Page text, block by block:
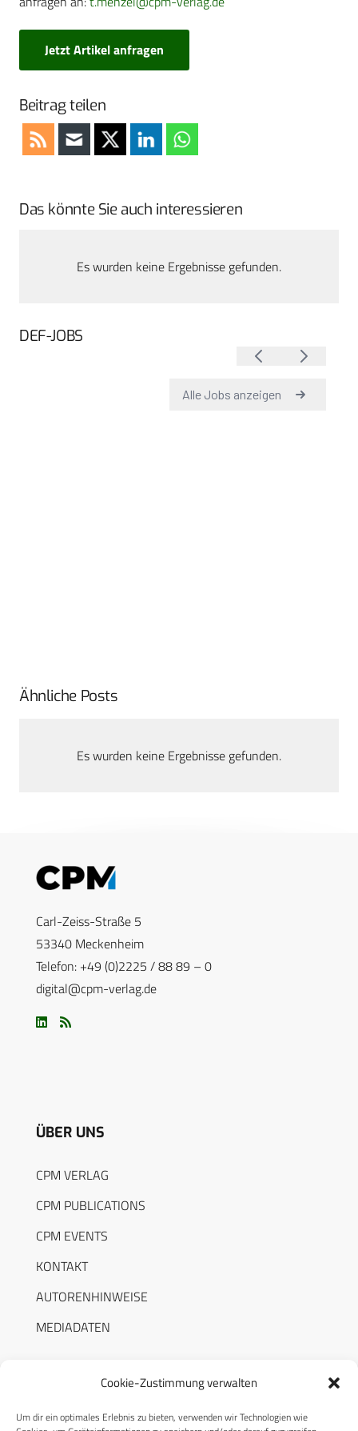
Cookie-Zustimmung verwalten
Um dir ein optimales Erlebnis zu bieten, verwenden wir Technologien wie
Jetzt Artikel anfragen
Beitrag teilen
Das könnte Sie auch interessieren
Es wurden keine Ergebnisse gefunden.
DEF-JOBS
Ähnliche Posts
Es wurden keine Ergebnisse gefunden.
Carl-Zeiss-Straße 5
53340 Meckenheim
Telefon: +49 (0)2225 / 88 89 – 0
digital@cpm-verlag.de
ÜBER UNS
CPM VERLAG
CPM PUBLICATIONS
CPM EVENTS
KONTAKT
AUTORENHINWEISE
MEDIADATEN
RECHTLICHES